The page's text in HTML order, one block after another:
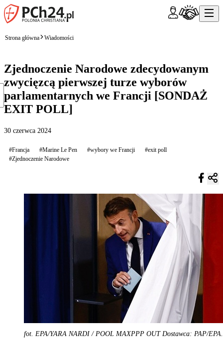
Strona główna Wiadomości
Zjednoczenie Narodowe zdecydowanym
zwycięzcą pierwszej turze wyborów
parlamentarnych we Francji [SONDAŻ
EXIT POLL]
30 czerwca 2024
#Francja #Marine Le Pen #wybory we Francji
#exit poll
#Zjednoczenie Narodowe
fot. EPA/YARA NARDI / POOL MAXPPP OUT Dostawca: PAP/EPA.